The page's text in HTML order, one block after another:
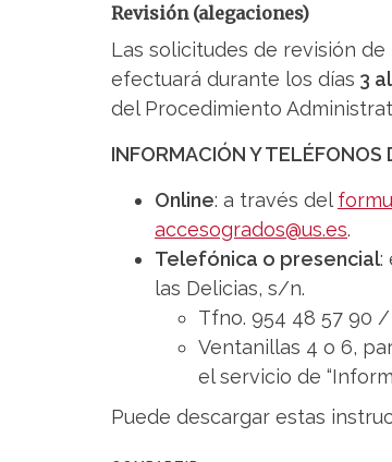
Revisión (alegaciones)
Las solicitudes de revisión
efectuará durante los días 3
del Procedimiento
INFORMACIÓN Y TELÉFONOS
Online: a través del
accesogrados@us.es.
Telefónica o presencial:
las Delicias, s/n.
Tfno. 954 48 57 90 /
Ventanillas 4 o 6,
el servicio de
Puede descargar estas